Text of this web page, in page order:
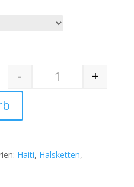
Quantity
-
+
Haiti, Halsketten,